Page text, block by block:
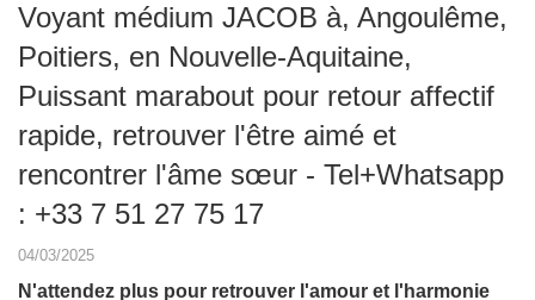
Voyant médium JACOB à, Angoulême,
Poitiers, en Nouvelle-Aquitaine,
Puissant marabout pour retour affectif
rapide, retrouver l'être aimé et
rencontrer l'âme sœur - Tel+Whatsapp
: +33 7 51 27 75 17
04/03/2025
N'attendez plus pour retrouver l'amour et l'harmonie